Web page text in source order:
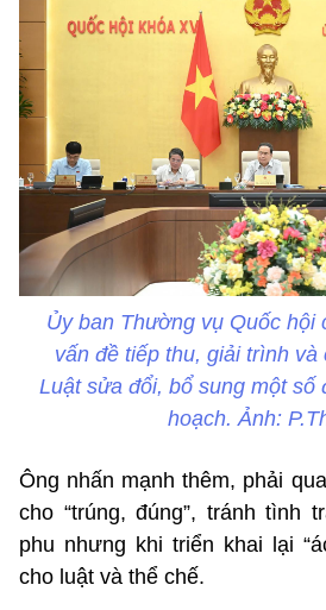
Ủy ban Thường vụ Quốc hội
vấn đề tiếp thu, giải trình và
Luật sửa đổi, bổ sung một số
hoạch. Ảnh:
Ông nhấn mạnh thêm, phải
cho “trúng, đúng”, tránh tình
phu nhưng khi triển khai lại
cho luật và thể chế.